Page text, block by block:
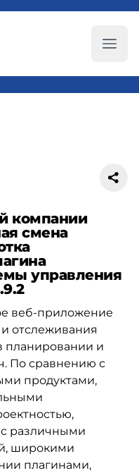
компании
смена
управления
веб-приложение
отслеживания
планировании и
По сравнению с
продуктами,
различными
широкими
плагинами,